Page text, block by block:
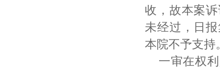
收，故本案
未经过，日
本院不予支持
一审在权